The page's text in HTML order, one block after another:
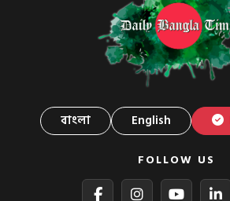
বাংলা English
FOLLOW US